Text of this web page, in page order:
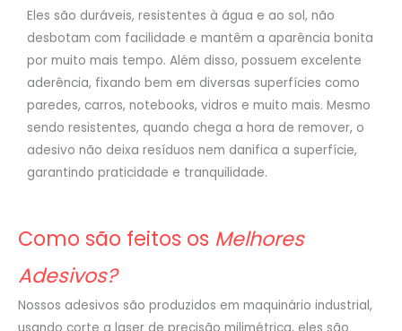
Eles são duráveis, resistentes à água e ao sol, não
desbotam com facilidade e mantêm a aparência bonita
por muito mais tempo. Além disso, possuem excelente
aderência, fixando bem em diversas superfícies como
paredes, carros, notebooks, vidros e muito mais. Mesmo
sendo resistentes, quando chega a hora de remover, o
adesivo não deixa resíduos nem danifica a superfície,
garantindo praticidade e tranquilidade.
Como são feitos os Melhores
Adesivos?
Nossos adesivos são produzidos em maquinário industrial,